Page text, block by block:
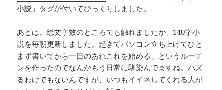
小説」タグが付いてびっくりしました。
あとは、総文字数のところでも触れましたが、140字小
説を毎朝更新しました。起きてパソコン立ち上げてひと
まず書いてから一日のあれこれを始める、というルーチ
ンを作ったのでなんかもう日常に馴染んでますね。バズ
るわけでもないんですが、いつもイイネしてくれる人が